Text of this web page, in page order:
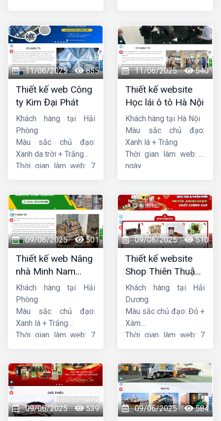
11/06/2025 855
Thiết kế web Công
ty Kim Đại Phát
Khách hàng tại Hải
Phòng
Màu sắc chủ đạo:
Xanh da trời + Trắng
Thời gian làm web: 7
11/06/2025 540
Thiết kế website
Học lái ô tô Hà Nội
Khách hàng tại Hà Nội
Màu sắc chủ đạo:
Xanh lá + Trắng
Thời gian làm web: 7
ngày
09/06/2025 501
Thiết kế web Nâng
nhà Minh Nam
Hoàng
Khách hàng tại Hải
Phòng
Màu sắc chủ đạo:
Xanh lá + Trắng
Thời gian làm web: 7
09/06/2025 510
Thiết kế website
Shop Thiên Thuận
Phát
Khách hàng tại Hải
Dương
Màu sắc chủ đạo: Đỏ +
Xám
Thời gian làm web: 7
09/06/2025 539 09/06/2025 584